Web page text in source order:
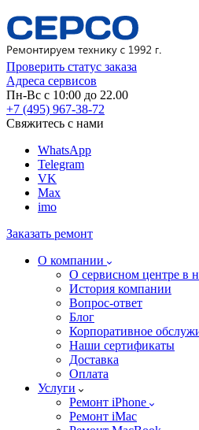
Проверить статус заказа
Адреса сервисов
Пн-Вс с 10:00 до 22.00
+7 (495) 967-38-72
Свяжитесь с нами
WhatsApp
Telegram
VK
Max
imo
Заказать ремонт
О компании
О сервисном центре в
История компании
Вопрос-ответ
Блог
Корпоративное
Наши сертификаты
Доставка
Оплата
Услуги
Ремонт iPhone
Ремонт iMac